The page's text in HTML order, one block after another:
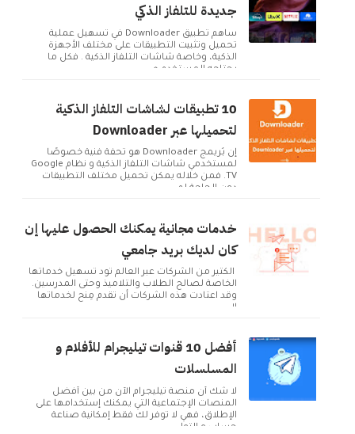
جديدة للتلفاز الذكي
ساهم تطبيق Downloader في تسهيل عملية
تحميل وتثبيت التطبيقات على مختلف الأجهزة
الذكية، وخاصة شاشات التلفاز الذكية . فكل ما
يحتاجه المستخدم ه...
10 تطبيقات لشاشات التلفاز الذكية
لتحميلها عبر Downloader
إن بُريمج Downloader هو تحفة فنية خصوصًا
لمستخدمي شاشات التلفاز الذكية و نظام Google
TV. فمن خلاله يمكن تحميل مختلف التطبيقات
دون الحاجة لم...
خدمات مجانية يمكنك الحصول عليها إن
كان لديك بريد جامعي
الكثير من الشركات عبر العالم تود تسهيل خدماتها
الخاصة لصالح الطلاب والتلاميذ وحتى المدرسين.
وقد اعتادت هذه الشركات أن تقدم مِنح لخدماتها
ال...
أفضل 10 قنوات تيليجرام للأفلام و
المسلسلات
لا شك أن منصة تيليجرام الآن من بين أفضل
المنصات الإجتماعية التي يمكنك إستخدامها على
الإطلاق، فهي لا توفر لك فقط إمكانية صناعة
حساب و التوا...